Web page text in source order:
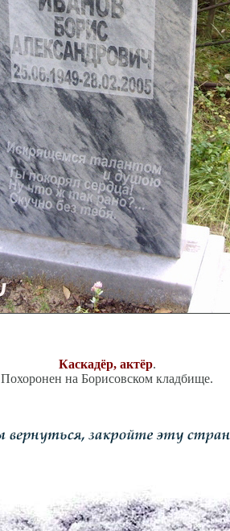
Каскадёр, актёр.
Похоронен на Борисовском кладбище.